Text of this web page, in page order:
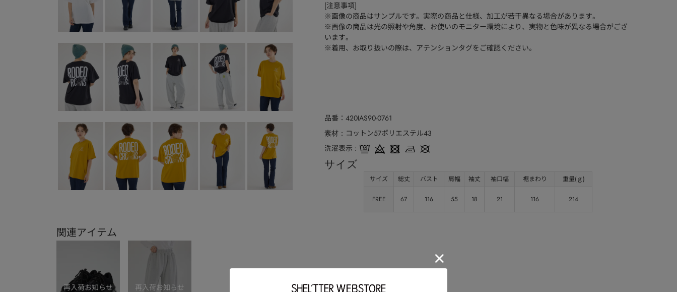
関連アイテム
[注意事項]
※画像の商品はサンプルです。実際の商品と仕様、加工が若干異なる場合があります。
※画像の商品は光の照射や角度、お使いのモニター環境により、実物と色味が異なる場合がござ
います。
※着用、お取り扱いの際は、アテンションタグをご確認ください。
品番 420IAS90-0761
素材
コットン57ポリエステル43
洗濯表示
サイズ
サイズ 総丈 バスト 肩幅 袖丈 袖口幅 裾まわり 重量(ｇ)
FREE 67 116 55 18 21 116 214